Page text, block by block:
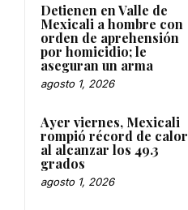
Detienen en Valle de
Mexicali a hombre con
orden de aprehensión
por homicidio; le
aseguran un arma
agosto 1, 2026
Ayer viernes, Mexicali
rompió récord de calor
al alcanzar los 49.3
grados
agosto 1, 2026